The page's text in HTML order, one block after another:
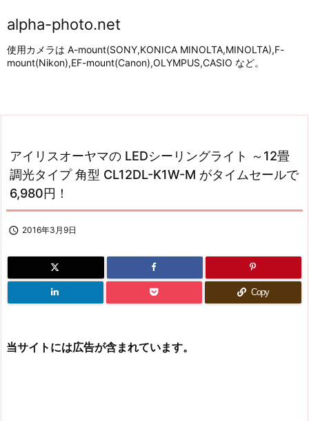
alpha-photo.net
使用カメラは A-mount(SONY,KONICA MINOLTA,MINOLTA),F-
mount(Nikon),EF-mount(Canon),OLYMPUS,CASIO など。
アイリスオーヤマの LEDシーリングライト ～12畳
調光タイプ 角型 CL12DL-K1W-M がタイムセールで
6,980円！
 2016年3月9日
Copy
当サイトには広告が含まれています。